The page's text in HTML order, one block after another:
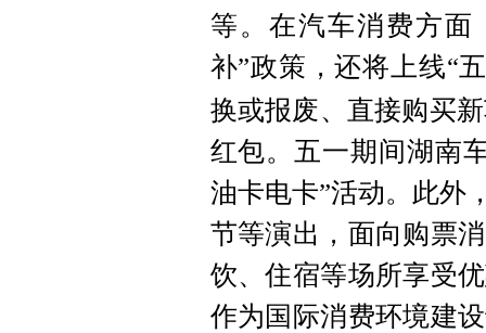
等。在汽车消费方面
补”政策，还将上线“
换或报废、直接购买
红包。五一期间湖南
油卡电卡”活动。此外
节等演出，面向购票
饮、住宿等场所享受
作为国际消费环境建